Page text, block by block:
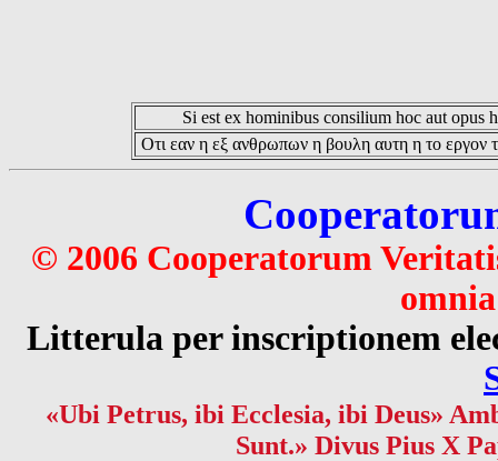
Si est ex hominibus consilium hoc aut opus
Οτι εαν η εξ ανθρωπων η βουλη αυτη η το εργον
© 2006 Cooperatorum
Litterula per inscriptionem
«Ubi Petrus, ibi Ecclesia, ibi Deus»
Sunt.» Divus Pius X